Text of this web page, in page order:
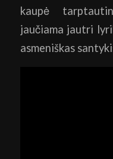
kaupė
jaučiama jautri
asmeniškas